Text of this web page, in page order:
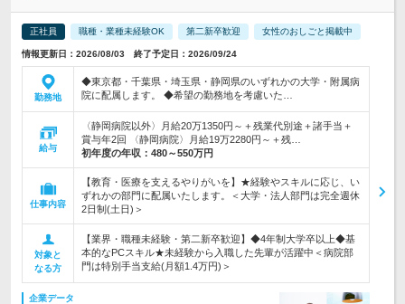
正社員 職種・業種未経験OK 第二新卒歓迎 女性のおしごと掲載中
情報更新日：2026/08/03 終了予定日：2026/09/24
勤務地
◆東京都・千葉県・埼玉県・静岡県のいずれかの大学・附属病
院に配属します。 ◆希望の勤務地を考慮いた…
給与
〈静岡病院以外〉月給20万1350円～＋残業代別途＋諸手当＋
賞与年2回 〈静岡病院〉月給19万2280円～＋残…
初年度の年収： 480～550万円
仕事内容
【教育・医療を支えるやりがいを】★経験やスキルに応じ、い
ずれかの部門に配属いたします。＜大学・法人部門は完全週休
2日制(土日)＞
対象と
なる方
【業界・職種未経験・第二新卒歓迎】◆4年制大学卒以上◆基
本的なPCスキル★未経験から入職した先輩が活躍中＜病院部
門は特別手当支給(月額1.4万円)＞
企業データ